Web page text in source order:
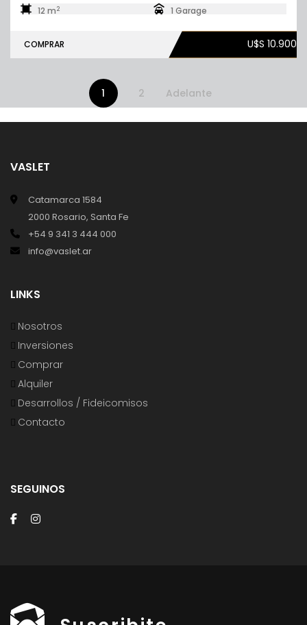
12 m2 1 Garage
COMPRAR U$S 10.900
1 2 Adelante
VASLET
Catamarca 1584
2000 Rosario, Santa Fe
+54 9 341 3 444 000
info@vaslet.ar
LINKS
Nosotros
Inversiones
Comprar
Alquiler
Desarrollos / Fideicomisos
Contacto
SEGUINOS